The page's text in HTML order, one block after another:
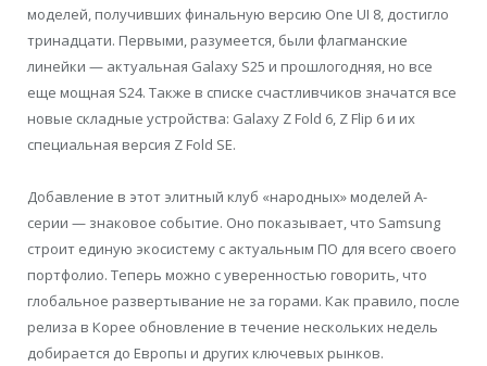
моделей, получивших финальную версию One UI 8, достигло
тринадцати. Первыми, разумеется, были флагманские
линейки — актуальная Galaxy S25 и прошлогодняя, но все
еще мощная S24. Также в списке счастливчиков значатся все
новые складные устройства: Galaxy Z Fold 6, Z Flip 6 и их
специальная версия Z Fold SE.
Добавление в этот элитный клуб «народных» моделей A-
серии — знаковое событие. Оно показывает, что Samsung
строит единую экосистему с актуальным ПО для всего своего
портфолио. Теперь можно с уверенностью говорить, что
глобальное развертывание не за горами. Как правило, после
релиза в Корее обновление в течение нескольких недель
добирается до Европы и других ключевых рынков.